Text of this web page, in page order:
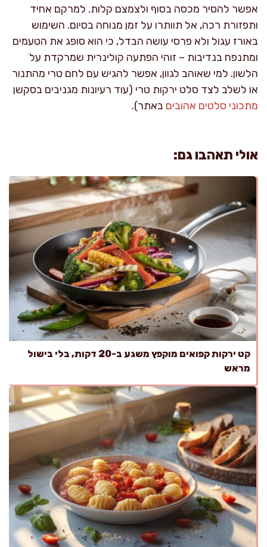
אפשר להסיר מכסה בסוף ולצמצם קלות. למרקם אחיד
ותפזורת רכה, אל תוותרו על זמן מנוחה בסיום. השימוש
באורז עגול ולא פרסי עושה הבדל, כי הוא סופג את הטעמים
ומתנפח בנדיבות – זוהי הפתעה קולינרית שמרקדת על
הלשון. למי שאוהב לגוון, אפשר להגיש עם לחם טרי מהתנור
או לשלב לצד סלט ירקות טרי (עוד רעיונות מגניבים בסקשן
מתכוני סלטים אהובים באתר).
אולי תאהבו גם:
קט ירקות קפואים מוקפץ משגע ב-20 דקות, בלי בישול
מראש